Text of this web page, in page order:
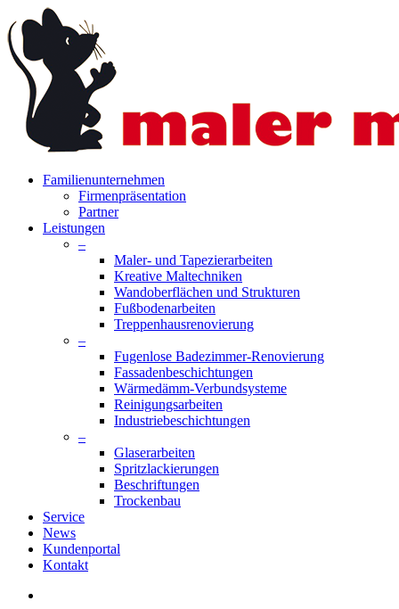
to
main
content
search
Menu
Familienunternehmen
Firmenpräsentation
Partner
Leistungen
–
Maler- und Tapezierarbeiten
Kreative Maltechniken
Wandoberflächen und Strukturen
Fußbodenarbeiten
Treppenhausrenovierung
–
Fugenlose Badezimmer-Renovierung
Fassadenbeschichtungen
Wärmedämm-Verbundsysteme
Reinigungsarbeiten
Industriebeschichtungen
–
Glaserarbeiten
Spritzlackierungen
Beschriftungen
Trockenbau
Service
News
Kundenportal
Kontakt